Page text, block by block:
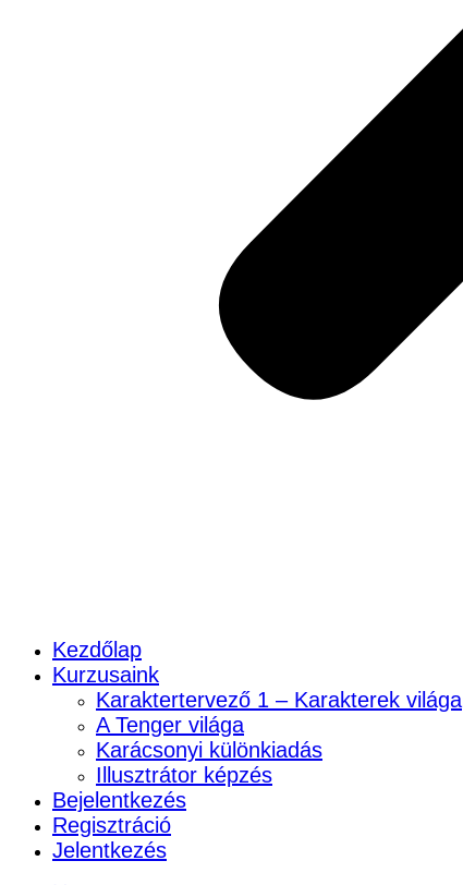
Kezdőlap
Kurzusaink
Karaktertervező 1 – Karakterek világa
A Tenger világa
Karácsonyi különkiadás
Illusztrátor képzés
Bejelentkezés
Regisztráció
Jelentkezés